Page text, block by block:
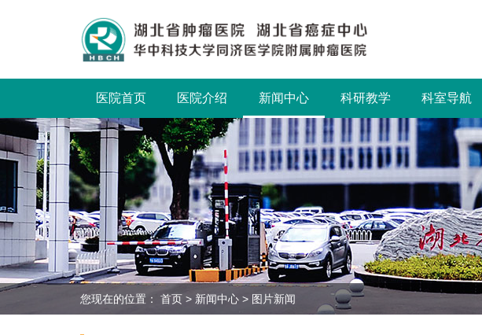
医院首页 医院介绍 新闻中心 科研教学 科室导航
您现在的位置： 首页 > 新闻中心 > 图片新闻